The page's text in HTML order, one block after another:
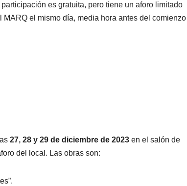
es gratuita, pero tiene un aforo limitado
el mismo día, media hora antes del comienzo
27, 28 y 29 de diciembre de 2023 en el salón de
del local. Las obras son: